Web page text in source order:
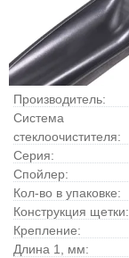
Производитель:
Система
стеклоочистителя:
Серия:
Спойлер:
Кол-во в упаковке:
Конструкция щетки:
Крепление:
Длина 1, мм: